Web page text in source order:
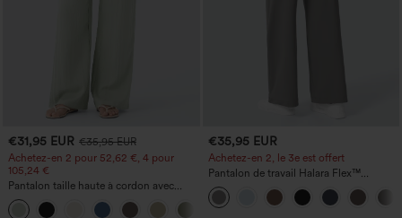
€31,95 EUR €35,95 EUR
Achetez-en 2 pour 52,62 €, 4 pour
105,24 €
Pantalon taille haute à cordon avec
poches, jambe large et coupe ample,
style décontracté, effet lin
€35,95 EUR
Achetez-en 2, le 3e est offert
Pantalon de travail Halara Flex™
DayStretch à taille haute, avec poches et
coupe droite